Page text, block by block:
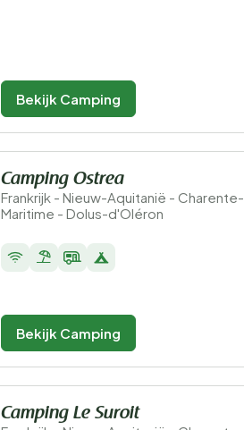
Bekijk Camping
Camping Ostrea
Frankrijk - Nieuw-Aquitanië - Charente-
Maritime - Dolus-d'Oléron
Bekijk Camping
Camping Le Suroit